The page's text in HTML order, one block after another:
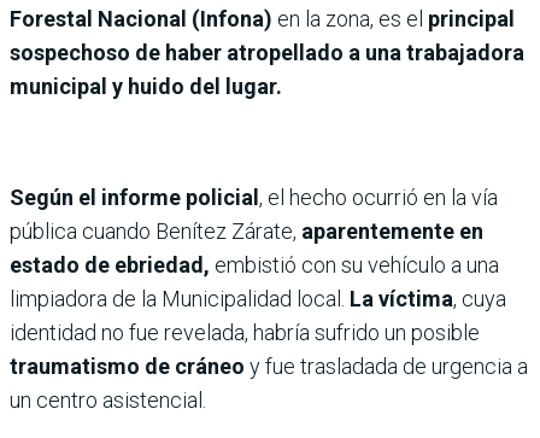
Forestal Nacional (Infona) en la zona, es el principal
sospechoso de haber atropellado a una trabajadora
municipal y huido del lugar.
Según el informe policial , el hecho ocurrió en la vía
pública cuando Benítez Zárate, aparentemente en
estado de ebriedad, embistió con su vehículo a una
limpiadora de la Municipalidad local. La víctima, cuya
identidad no fue revelada, habría sufrido un posible
traumatismo de cráneo y fue trasladada de urgencia a
un centro asistencial.